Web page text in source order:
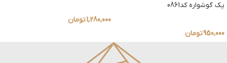
پک گوشواره کد0861
950,000تومان
1,280,000تومان